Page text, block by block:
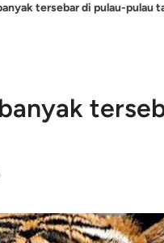
tersebar di pulau-pulau